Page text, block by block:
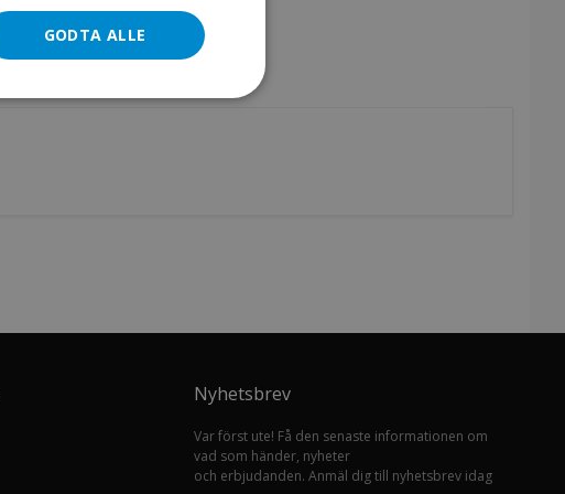
Nyhetsbrev
Var först ute! Få den senaste informationen om
vad som händer, nyheter
och erbjudanden. Anmäl dig till nyhetsbrev idag
GODTA ALLE